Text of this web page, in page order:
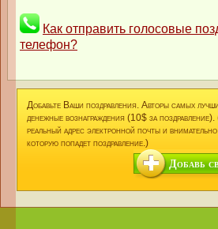
Как отправить голосовые
телефон?
Добавьте Ваши поздравления. Авторы самых
денежные вознаграждения (10$ за
реальный адрес электронной почты и
которую попадет поздравление.)
Добавь